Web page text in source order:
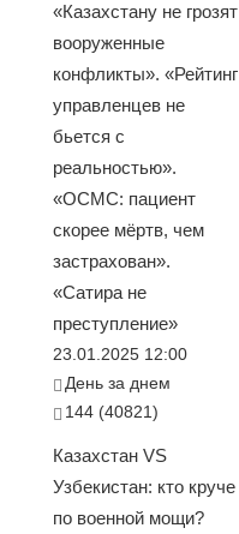
«Казахстану не грозят
вооруженные
конфликты». «Рейтинг
управленцев не
бьется с
реальностью».
«ОСМС: пациент
скорее мёртв, чем
застрахован».
«Сатира не
преступление»
23.01.2025 12:00
День за днем
144 (40821)
Казахстан VS
Узбекистан: кто круче
по военной мощи?